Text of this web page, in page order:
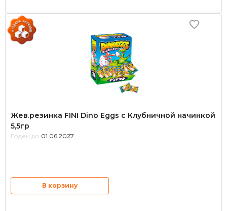
Жев.резинка FINI Dino Eggs с Клубничной начинкой
5,5гр
Годен до: 01.06.2027
В корзину